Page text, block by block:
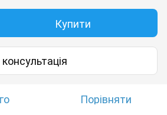
Купити
консультація
Порівняти